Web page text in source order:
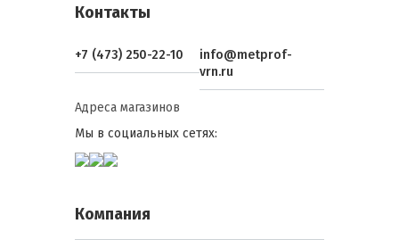
Контакты
+7 (473) 250-22-10
info@metprof-
vrn.ru
Адреса магазинов
Мы в социальных сетях:
Компания